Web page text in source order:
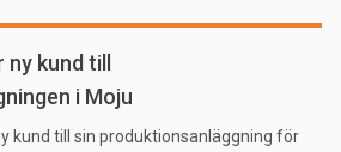
kund till
i Moju
kund till sin produktionsanläggning för